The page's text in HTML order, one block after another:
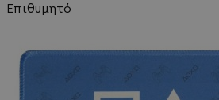
Επιθυμητό